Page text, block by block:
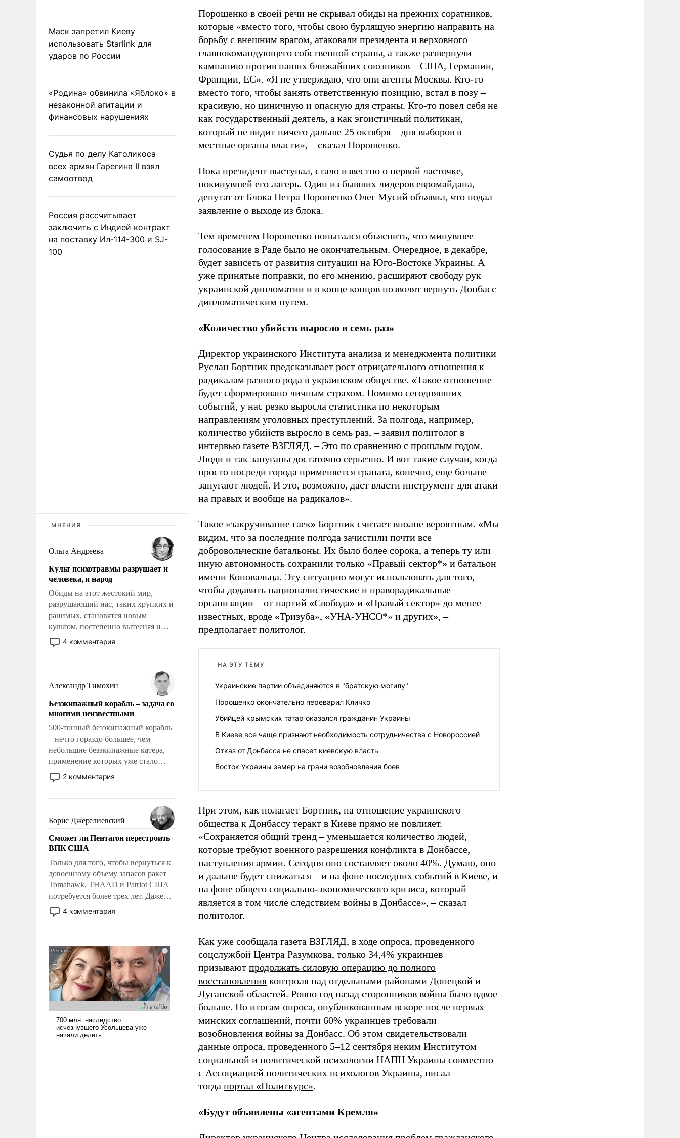
Маск запретил Киеву
использовать Starlink для
ударов по России
«Родина» обвинила «Яблоко» в
незаконной агитации и
финансовых нарушениях
Судья по делу Католикоса
всех армян Гарегина II взял
самоотвод
Россия рассчитывает
заключить с Индией контракт
на поставку Ил-114-300 и SJ-
100
МНЕНИЯ
Ольга Андреева
Культ психотравмы разрушает и
человека, и народ
Обиды на этот жестокий мир,
разрушающий нас, таких хрупких и
ранимых, становятся новым
культом, постепенно вытесняя и
отменяя традиционное требование к
человеку – быть мужественным и
на себя ответственность, помогать
слабым, идти вперед и
адаптироваться.
4 комментария
Александр Тимохин
Безэкипажный корабль – задача со
многими неизвестными
500-тонный безэкипажный корабль
– нечто гораздо большее, чем
небольшие безэкипажные катера,
применение которых уже стало
обыденностью. Задача по созданию
такого корабля очень сложна и
реализация радикально поднимет
наши боевые возможности.
2 комментария
Борис Джерелиевский
Сможет ли Пентагон перестроить
ВПК США
Только для того, чтобы вернуться к
довоенному объему запасов ракет
Tomahawk, THAAD и Patriot США
потребуется более трех лет. Даже
небольшая война с Ираном
опустошила американские
уязвимости США, например, перед
Китаем.
4 комментария
Порошенко в своей речи не скрывал обиды на прежних соратников,
которые «вместо того, чтобы свою бурлящую энергию направить на
борьбу с внешним врагом, атаковали президента и верховного
главнокомандующего собственной страны, а также развернули
кампанию против наших ближайших союзников – США, Германии,
Франции, ЕС». «Я не утверждаю, что они агенты Москвы. Кто-то
вместо того, чтобы занять ответственную позицию, встал в позу –
красивую, но циничную и опасную для страны. Кто-то повел себя не
как государственный деятель, а как эгоистичный политикан,
который не видит ничего дальше 25 октября – дня выборов в
местные органы власти», – сказал Порошенко.
Пока президент выступал, стало известно о первой ласточке,
покинувшей его лагерь. Один из бывших лидеров евромайдана,
депутат от Блока Петра Порошенко Олег Мусий объявил, что подал
заявление о выходе из блока.
Тем временем Порошенко попытался объяснить, что минувшее
голосование в Раде было не окончательным. Очередное, в декабре,
будет зависеть от развития ситуации на Юго-Востоке Украины. А
уже принятые поправки, по его мнению, расширяют свободу рук
украинской дипломатии и в конце концов позволят вернуть Донбасс
дипломатическим путем.
«Количество убийств выросло в семь раз»
Директор украинского Института анализа и менеджмента политики
Руслан Бортник предсказывает рост отрицательного отношения к
радикалам разного рода в украинском обществе. «Такое отношение
будет сформировано личным страхом. Помимо сегодняшних
событий, у нас резко выросла статистика по некоторым
направлениям уголовных преступлений. За полгода, например,
количество убийств выросло в семь раз, – заявил политолог в
интервью газете ВЗГЛЯД. – Это по сравнению с прошлым годом.
Люди и так запуганы достаточно серьезно. И вот такие случаи, когда
просто посреди города применяется граната, конечно, еще больше
запугают людей. И это, возможно, даст власти инструмент для атаки
на правых и вообще на радикалов».
Такое «закручивание гаек» Бортник считает вполне вероятным. «Мы
видим, что за последние полгода зачистили почти все
добровольческие батальоны. Их было более сорока, а теперь ту или
иную автономность сохранили только «Правый сектор*» и батальон
имени Коновальца. Эту ситуацию могут использовать для того,
чтобы додавить националистические и праворадикальные
организации – от партий «Свобода» и «Правый сектор» до менее
известных, вроде «Тризуба», «УНА-УНСО*» и других», –
предполагает политолог.
НА ЭТУ ТЕМУ
Украинские партии объединяются в "братскую могилу"
Порошенко окончательно переварил Кличко
Убийцей крымских татар оказался гражданин Украины
В Киеве все чаще признают необходимость сотрудничества с Новороссией
Отказ от Донбасса не спасет киевскую власть
Восток Украины замер на грани возобновления боев
При этом, как полагает Бортник, на отношение украинского
общества к Донбассу теракт в Киеве прямо не повлияет.
«Сохраняется общий тренд – уменьшается количество людей,
которые требуют военного разрешения конфликта в Донбассе,
наступления армии. Сегодня оно составляет около 40%. Думаю, оно
и дальше будет снижаться – и на фоне последних событий в Киеве, и
на фоне общего социально-экономического кризиса, который
является в том числе следствием войны в Донбассе», – сказал
политолог.
Как уже сообщала газета ВЗГЛЯД, в ходе опроса, проведенного
соцслужбой Центра Разумкова, только 34,4% украинцев
призывают продолжать силовую операцию до полного
восстановления контроля над отдельными районами Донецкой и
Луганской областей. Ровно год назад сторонников войны было вдвое
больше. По итогам опроса, опубликованным вскоре после первых
минских соглашений, почти 60% украинцев требовали
возобновления войны за Донбасс. Об этом свидетельствовали
данные опроса, проведенного 5–12 сентября неким Институтом
социальной и политической психологии НАПН Украины совместно
с Ассоциацией политических психологов Украины, писал
тогда портал «Политкурс».
«Будут объявлены «агентами Кремля»